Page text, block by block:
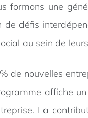
formons une
défis
au sein de
de nouvelles
affiche
La